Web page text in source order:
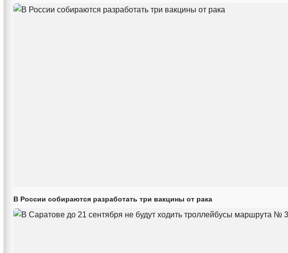
В России собираются разработать три вакцины от рака